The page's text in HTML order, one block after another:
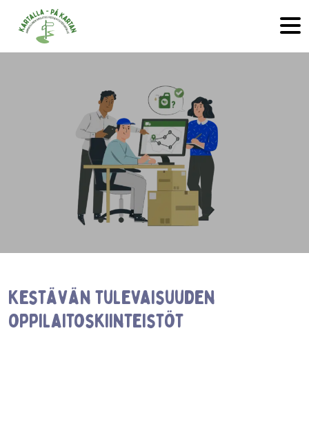
Hyppää sisältöön
Kestävän tulevaisuuden
oppilaitoskiinteistöt